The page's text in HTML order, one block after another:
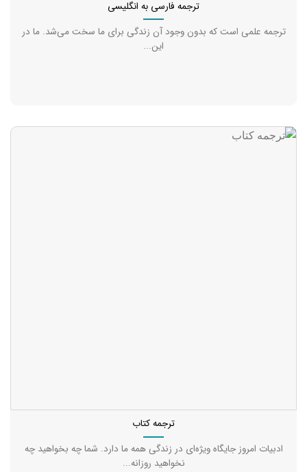
ترجمه فارسی به انگلیسی
ترجمه علمی است که بدون وجود آن زندگی برای ما سخت می‌شد. ما در
این...
ترجمه کتاب
ادبیات امروز جایگاه ویژه‌ای در زندگی همه ما دارد. شما چه بخواهید چه
نخواهید روزانه...